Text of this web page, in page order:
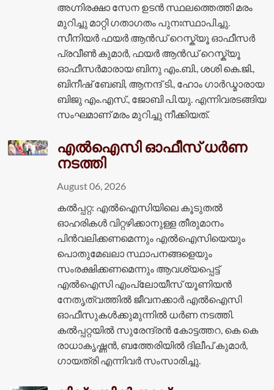
അഗ്നിരക്ഷാ സേന ഉടൻ സ്ഥലത്തെത്തി മരം
മുറിച്ചു മാറ്റി ഗതാഗതം പുനഃസ്ഥാപിച്ചു.
സീനിയർ ഫയർ ആൻഡ് റെസ്ക്യൂ ഓഫീസർ
പ്രവീൺ കുമാർ, ഫയർ ആൻഡ് റെസ്ക്യൂ
ഓഫീസർമാരായ ബിനു എം.ബി., ശശി കെ.ജി.,
ബിനീഷ് ബേബി, ആനന്ദ് ടി., ഹോം ഗാർഡ്മാരായ
ബിജു എം.എസ്., ജോബി പി.യു. എന്നിവരടങ്ങിയ
സംഘമാണ് മരം മുറിച്ചു നീക്കിയത്.
എൽഐസി ഓഫീസ് ധർണ
നടത്തി
August 06, 2026
കൽപ്പറ്റ: എൽഐസിയിലെ കൂടുതൽ
ഓഹരികൾ വിറ്റഴിക്കാനുള്ള തീരുമാനം
പിൻവലിക്കണമെന്നും എൽഐസിയെയും
പൊതുമേഖലാ സ്ഥാപനങ്ങളെയും
സംരക്ഷിക്കണമെന്നും ആവശ്യപ്പെട്ട്
എൽഐസി എംപ്ലോയീസ് യൂണിയൻ
നേതൃത്വത്തിൽ ജീവനക്കാർ എൽഐസി
ഓഫീസുകൾക്കുമുന്നിൽ ധർണ നടത്തി.
കൽപ്പറ്റയിൽ സുരേന്ദ്രൻ കോട്ടത്തറ, കെ കെ
രാധാകൃഷ്ണൻ, ബത്തേരിയിൽ ദിലീപ് കുമാർ,
ഗായത്രി എന്നിവർ സംസാരിച്ചു.